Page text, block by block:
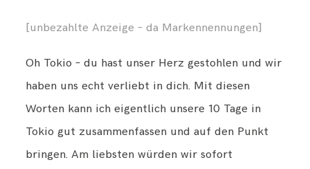
[unbezahlte Anzeige – da Markennennungen]
Oh Tokio – du hast unser Herz gestohlen und wir
haben uns echt verliebt in dich. Mit diesen
Worten kann ich eigentlich unsere 10 Tage in
Tokio gut zusammenfassen und auf den Punkt
bringen. Am liebsten würden wir sofort